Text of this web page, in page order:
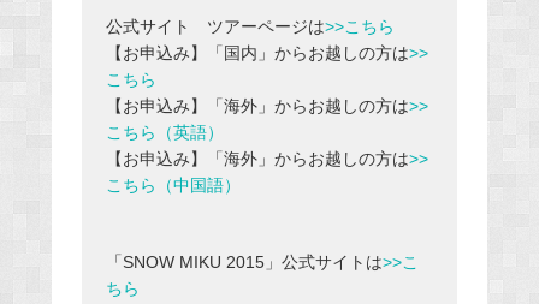
公式サイト ツアーページは>>こちら
【お申込み】「国内」からお越しの方は>>
こちら
【お申込み】「海外」からお越しの方は>>
こちら（英語）
【お申込み】「海外」からお越しの方は>>
こちら（中国語）
「SNOW MIKU 2015」公式サイトは>>こ
ちら